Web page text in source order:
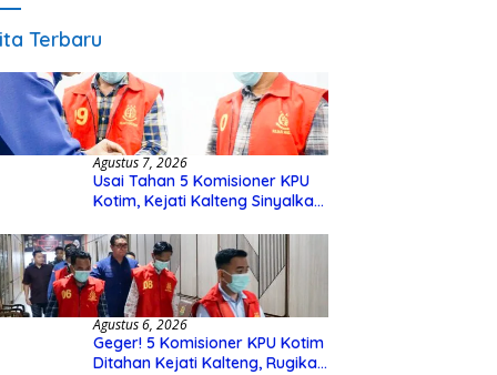
Terbaru
Agustus 7, 2026
Usai Tahan 5 Komisioner KPU
Kotim, Kejati Kalteng Sinyalkan
Hibah Rp40 Miliar
Agustus 6, 2026
Geger! 5 Komisioner KPU Kotim
Ditahan Kejati Kalteng, Rugikan